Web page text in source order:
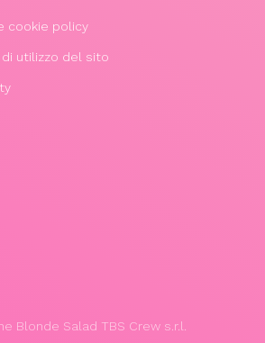
cookie policy
di utilizzo del sito
Blonde Salad TBS Crew s.r.l.